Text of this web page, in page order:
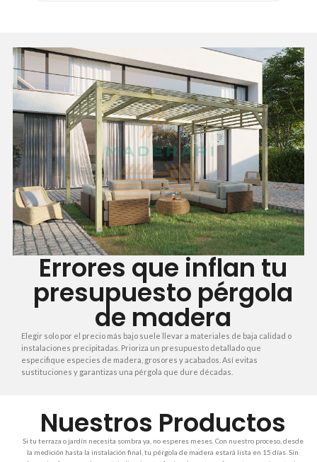
Errores que inflan tu
presupuesto pérgola
de madera
Elegir solo por el precio más bajo suele llevar a materiales de baja calidad o
instalaciones precipitadas. Prioriza un presupuesto detallado que
especifique especies de madera, grosores y acabados. Así evitas
sustituciones y garantizas una pérgola que dure décadas.
Nuestros Productos
Si tu terraza o jardín necesita sombra ya, no esperes meses. Con nuestro proceso, desde
la medición hasta la instalación final, tu pérgola de madera estará lista en 15 días. Sin